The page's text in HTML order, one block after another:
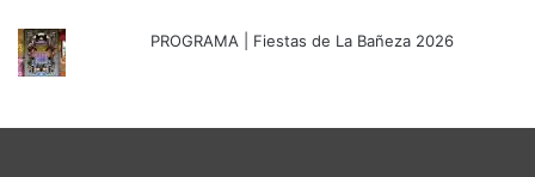
PROGRAMA | Fiestas de La Bañeza 2026